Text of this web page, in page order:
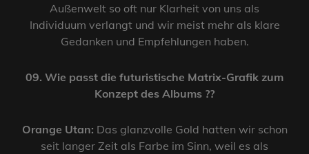
Außenwelt so oft nur Klarheit von uns als
Individuum verlangt und wir meist mehr als klare
Gedanken und Empfehlungen haben.
09. Wie passt die futuristische Matrix-Grafik zum
Konzept des Albums ??
Orange Utan: Das glanzvolle Gold hatten wir schon
seit langer Zeit als Farbe im Sinn, weil es als